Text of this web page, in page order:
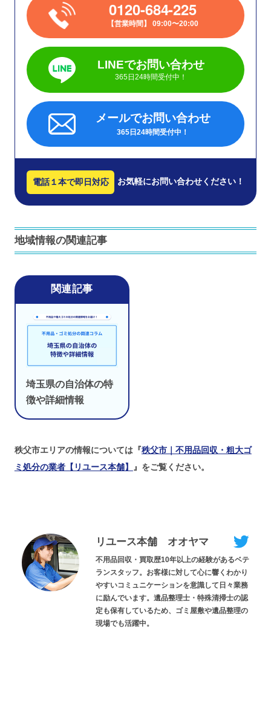
0120-684-225
営業時間 09:00〜20:00
LINEでお問い合わせ
365日24時間受付中！
メールでお問い合わせ
365日24時間受付中！
電話１本で即日対応 お気軽にお問い合わせください！
地域情報の関連記事
埼玉県の自治体の特
徴や詳細情報
秩父市エリアの情報については『秩父市｜不用品回収・粗大ゴ
ミ処分の業者【リユース本舗】 』をご覧ください。
リユース本舗 オオヤマ
不用品回収・買取歴10年以上の経験があるベテ
ランスタッフ。お客様に対して心に響くわかり
やすいコミュニケーションを意識して日々業務
に励んでいます。遺品整理士・特殊清掃士の認
定も保有しているため、ゴミ屋敷や遺品整理の
現場でも活躍中。